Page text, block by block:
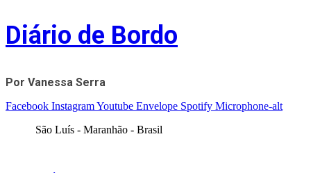
Skip
to
content
Diário de Bordo
Por Vanessa Serra
Facebook InstagramYoutube Envelope Spotify Microphone-alt
São Luís - Maranhão - Brasil